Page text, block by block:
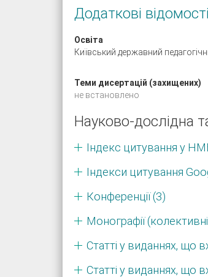
Додаткові відомості
Освіта
Київський державний
Теми дисертацій (захищених)
не встановлено
Науково-дослідна
Індекс цитування у
Індекси цитування
Конференції (3)
Монографії
Статті у виданнях, що
Статті у виданнях, що